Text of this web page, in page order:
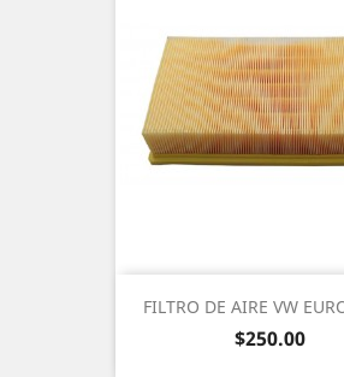
FILTRO DE AIRE VW
Precio
$250.00